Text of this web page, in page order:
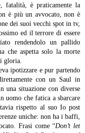
fatalità, è praticamente la
è più un avvocato, non è
dei suoi vecchi spot in tv,
ed il terrore di essere
rendendolo un pallido
che aspetta solo la morte
gloria.
ipotizzare e pur partendo
con un Saul in
una situazione con diverse
uomo che fatica a sbarcare
rispetto al suo Io post
uniche: non ha i baffi,
Frasi come “Don’t let